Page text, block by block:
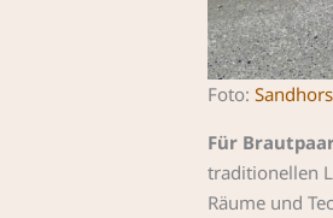
Foto:
Für
traditionellen
Räume und